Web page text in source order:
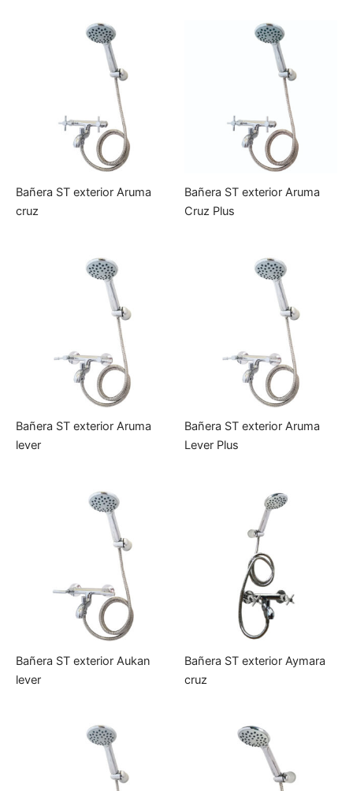
Bañera ST exterior Aruma
cruz
Bañera ST exterior Aruma
Cruz Plus
Bañera ST exterior Aruma
lever
Bañera ST exterior Aruma
Lever Plus
Bañera ST exterior Aukan
lever
Bañera ST exterior Aymara
cruz